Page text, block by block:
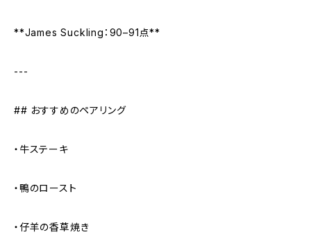
**James Suckling：90–91点**
---
## おすすめのペアリング
・牛ステーキ
・鴨のロースト
・仔羊の香草焼き